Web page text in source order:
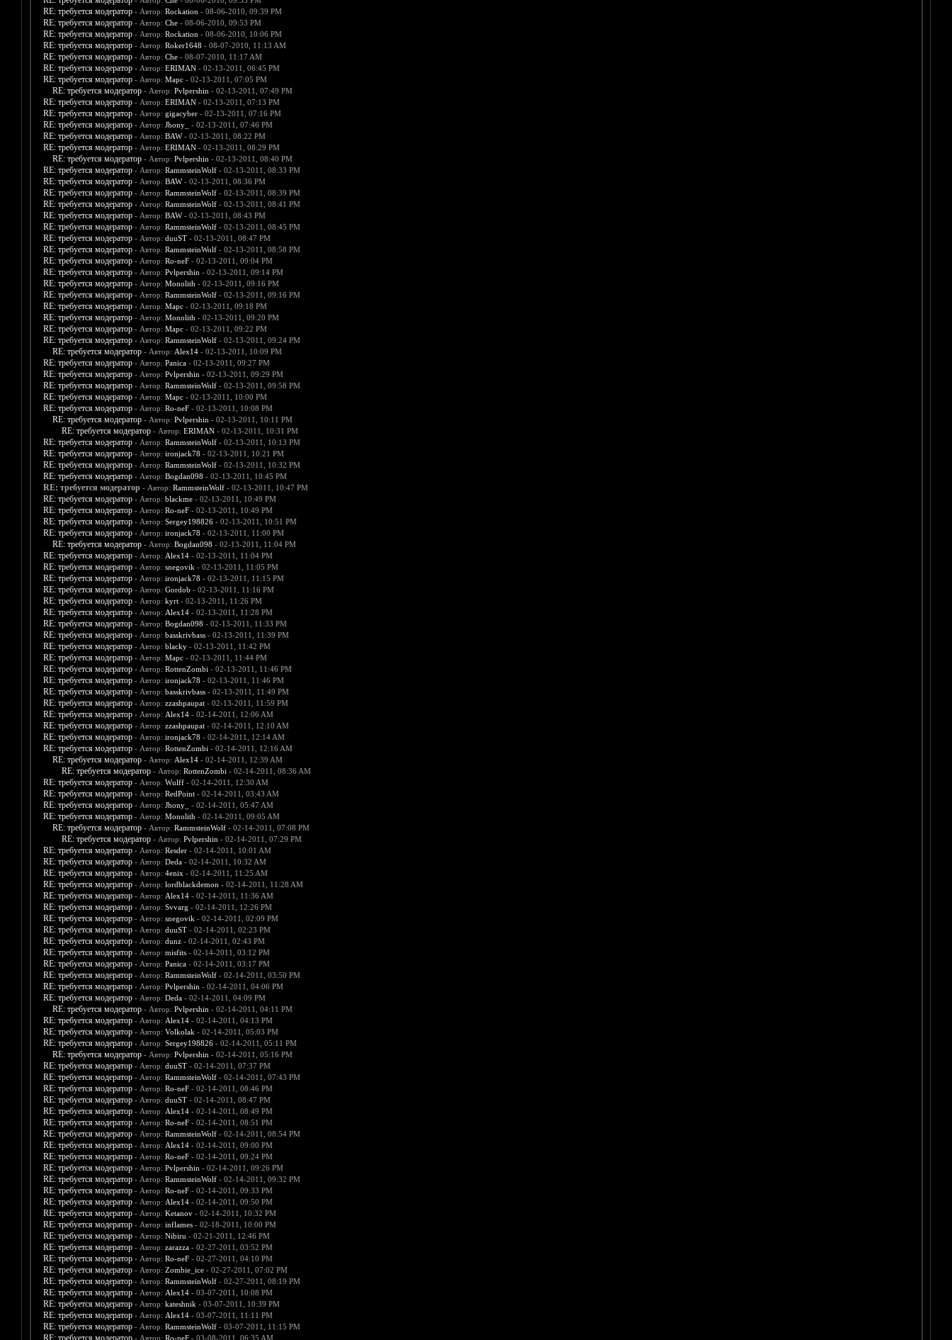
RE: требуется модератор - Автор: Rockation - 08-06-2010, 09:39 PM
RE: требуется модератор - Автор: Che- 08-06-2010, 09:53 PM
RE: требуется модератор - Автор: Rockation - 08-06-2010, 10:06 PM
RE: требуется модератор - Автор: Roker1648 - 08-07-2010, 11:13 AM
RE: требуется модератор - Автор: Che- 08-07-2010, 11:17 AM
RE: требуется модератор - Автор: ERIMAN- 02-13-2011, 06:45 PM
RE: требуется модератор - Автор: Марс- 02-13-2011, 07:05 PM
RE: требуется модератор - Автор: Pvlpershin - 02-13-2011, 07:49 PM
RE: требуется модератор - Автор: ERIMAN- 02-13-2011, 07:13 PM
RE: требуется модератор - Автор: gigacyber- 02-13-2011, 07:16 PM
RE: требуется модератор - Автор: Jhony_ - 02-13-2011, 07:46 PM
RE: требуется модератор - Автор: BAW- 02-13-2011, 08:22 PM
RE: требуется модератор - Автор: ERIMAN- 02-13-2011, 08:29 PM
RE: требуется модератор - Автор: Pvlpershin - 02-13-2011, 08:40 PM
RE: требуется модератор - Автор: RammsteinWolf- 02-13-2011, 08:33 PM
RE: требуется модератор - Автор: BAW- 02-13-2011, 08:36 PM
RE: требуется модератор - Автор: RammsteinWolf- 02-13-2011, 08:39 PM
RE: требуется модератор - Автор: RammsteinWolf- 02-13-2011, 08:41 PM
RE: требуется модератор - Автор: BAW- 02-13-2011, 08:43 PM
RE: требуется модератор - Автор: RammsteinWolf- 02-13-2011, 08:45 PM
RE: требуется модератор - Автор: duuST- 02-13-2011, 08:47 PM
RE: требуется модератор - Автор: RammsteinWolf- 02-13-2011, 08:58 PM
RE: требуется модератор - Автор: Ro-neF- 02-13-2011, 09:04 PM
RE: требуется модератор - Автор: Pvlpershin - 02-13-2011, 09:14 PM
RE: требуется модератор - Автор: Monolith - 02-13-2011, 09:16 PM
RE: требуется модератор - Автор: RammsteinWolf- 02-13-2011, 09:16 PM
RE: требуется модератор - Автор: Марс- 02-13-2011, 09:18 PM
RE: требуется модератор - Автор: Monolith - 02-13-2011, 09:20 PM
RE: требуется модератор - Автор: Марс- 02-13-2011, 09:22 PM
RE: требуется модератор - Автор: RammsteinWolf- 02-13-2011, 09:24 PM
RE: требуется модератор - Автор: Alex14- 02-13-2011, 10:09 PM
RE: требуется модератор - Автор: Panica- 02-13-2011, 09:27 PM
RE: требуется модератор - Автор: Pvlpershin - 02-13-2011, 09:29 PM
RE: требуется модератор - Автор: RammsteinWolf- 02-13-2011, 09:58 PM
RE: требуется модератор - Автор: Марс- 02-13-2011, 10:00 PM
RE: требуется модератор - Автор: Ro-neF- 02-13-2011, 10:08 PM
RE: требуется модератор - Автор: Pvlpershin - 02-13-2011, 10:11 PM
RE: требуется модератор - Автор: ERIMAN- 02-13-2011, 10:31 PM
RE: требуется модератор - Автор: RammsteinWolf- 02-13-2011, 10:13 PM
RE: требуется модератор - Автор: ironjack78 - 02-13-2011, 10:21 PM
RE: требуется модератор - Автор: RammsteinWolf- 02-13-2011, 10:32 PM
RE: требуется модератор - Автор: Bogdan098 - 02-13-2011, 10:45 PM
RE: требуется модератор - Автор: RammsteinWolf- 02-13-2011, 10:47 PM
RE: требуется модератор - Автор: blackme- 02-13-2011, 10:49 PM
RE: требуется модератор - Автор: Ro-neF- 02-13-2011, 10:49 PM
RE: требуется модератор - Автор: Sergey198826- 02-13-2011, 10:51 PM
RE: требуется модератор - Автор: ironjack78 - 02-13-2011, 11:00 PM
RE: требуется модератор - Автор: Bogdan098 - 02-13-2011, 11:04 PM
RE: требуется модератор - Автор: Alex14- 02-13-2011, 11:04 PM
RE: требуется модератор - Автор: snegovik - 02-13-2011, 11:05 PM
RE: требуется модератор - Автор: ironjack78 - 02-13-2011, 11:15 PM
RE: требуется модератор - Автор: Gordob - 02-13-2011, 11:16 PM
RE: требуется модератор - Автор: kyrt- 02-13-2011, 11:26 PM
RE: требуется модератор - Автор: Alex14- 02-13-2011, 11:28 PM
RE: требуется модератор - Автор: Bogdan098 - 02-13-2011, 11:33 PM
RE: требуется модератор - Автор: basskrivbass- 02-13-2011, 11:39 PM
RE: требуется модератор - Автор: blacky- 02-13-2011, 11:42 PM
RE: требуется модератор - Автор: Марс- 02-13-2011, 11:44 PM
RE: требуется модератор - Автор: RottenZombi - 02-13-2011, 11:46 PM
RE: требуется модератор - Автор: ironjack78 - 02-13-2011, 11:46 PM
RE: требуется модератор - Автор: basskrivbass- 02-13-2011, 11:49 PM
RE: требуется модератор - Автор: zzashpaupat- 02-13-2011, 11:59 PM
RE: требуется модератор - Автор: Alex14- 02-14-2011, 12:06 AM
RE: требуется модератор - Автор: zzashpaupat- 02-14-2011, 12:10 AM
RE: требуется модератор - Автор: ironjack78 - 02-14-2011, 12:14 AM
RE: требуется модератор - Автор: RottenZombi - 02-14-2011, 12:16 AM
RE: требуется модератор - Автор: Alex14- 02-14-2011, 12:39 AM
RE: требуется модератор - Автор: RottenZombi - 02-14-2011, 08:36 AM
RE: требуется модератор - Автор: Wulff- 02-14-2011, 12:30 AM
RE: требуется модератор - Автор: RedPoint- 02-14-2011, 03:43 AM
RE: требуется модератор - Автор: Jhony_ - 02-14-2011, 05:47 AM
RE: требуется модератор - Автор: Monolith - 02-14-2011, 09:05 AM
RE: требуется модератор - Автор: RammsteinWolf- 02-14-2011, 07:08 PM
RE: требуется модератор - Автор: Pvlpershin - 02-14-2011, 07:29 PM
RE: требуется модератор - Автор: Resder- 02-14-2011, 10:01 AM
RE: требуется модератор - Автор: Deda- 02-14-2011, 10:32 AM
RE: требуется модератор - Автор: 4enix - 02-14-2011, 11:25 AM
RE: требуется модератор - Автор: lordblackdemon - 02-14-2011, 11:28 AM
RE: требуется модератор - Автор: Alex14- 02-14-2011, 11:36 AM
RE: требуется модератор - Автор: Svvarg - 02-14-2011, 12:26 PM
RE: требуется модератор - Автор: snegovik - 02-14-2011, 02:09 PM
RE: требуется модератор - Автор: duuST- 02-14-2011, 02:23 PM
RE: требуется модератор - Автор: dunz- 02-14-2011, 02:43 PM
RE: требуется модератор - Автор: misfits- 02-14-2011, 03:12 PM
RE: требуется модератор - Автор: Panica- 02-14-2011, 03:17 PM
RE: требуется модератор - Автор: RammsteinWolf- 02-14-2011, 03:50 PM
RE: требуется модератор - Автор: Pvlpershin - 02-14-2011, 04:06 PM
RE: требуется модератор - Автор: Deda- 02-14-2011, 04:09 PM
RE: требуется модератор - Автор: Pvlpershin - 02-14-2011, 04:11 PM
RE: требуется модератор - Автор: Alex14- 02-14-2011, 04:13 PM
RE: требуется модератор - Автор: Volkolak - 02-14-2011, 05:03 PM
RE: требуется модератор - Автор: Sergey198826- 02-14-2011, 05:11 PM
RE: требуется модератор - Автор: Pvlpershin - 02-14-2011, 05:16 PM
RE: требуется модератор - Автор: duuST- 02-14-2011, 07:37 PM
RE: требуется модератор - Автор: RammsteinWolf- 02-14-2011, 07:43 PM
RE: требуется модератор - Автор: Ro-neF- 02-14-2011, 08:46 PM
RE: требуется модератор - Автор: duuST- 02-14-2011, 08:47 PM
RE: требуется модератор - Автор: Alex14- 02-14-2011, 08:49 PM
RE: требуется модератор - Автор: Ro-neF- 02-14-2011, 08:51 PM
RE: требуется модератор - Автор: RammsteinWolf- 02-14-2011, 08:54 PM
RE: требуется модератор - Автор: Alex14- 02-14-2011, 09:00 PM
RE: требуется модератор - Автор: Ro-neF- 02-14-2011, 09:24 PM
RE: требуется модератор - Автор: Pvlpershin - 02-14-2011, 09:26 PM
RE: требуется модератор - Автор: RammsteinWolf- 02-14-2011, 09:32 PM
RE: требуется модератор - Автор: Ro-neF- 02-14-2011, 09:33 PM
RE: требуется модератор - Автор: Alex14- 02-14-2011, 09:50 PM
RE: требуется модератор - Автор: Ketanov- 02-14-2011, 10:32 PM
RE: требуется модератор - Автор: inflames- 02-18-2011, 10:00 PM
RE: требуется модератор - Автор: Nibiru - 02-21-2011, 12:46 PM
RE: требуется модератор - Автор: zarazza- 02-27-2011, 03:52 PM
RE: требуется модератор - Автор: Ro-neF- 02-27-2011, 04:10 PM
RE: требуется модератор - Автор: Zombie_ice- 02-27-2011, 07:02 PM
RE: требуется модератор - Автор: RammsteinWolf- 02-27-2011, 08:19 PM
RE: требуется модератор - Автор: Alex14- 03-07-2011, 10:08 PM
RE: требуется модератор - Автор: kateshnik - 03-07-2011, 10:39 PM
RE: требуется модератор - Автор: Alex14- 03-07-2011, 11:11 PM
RE: требуется модератор - Автор: RammsteinWolf- 03-07-2011, 11:15 PM
RE: требуется модератор - Автор: Ro-neF- 03-08-2011, 06:35 AM